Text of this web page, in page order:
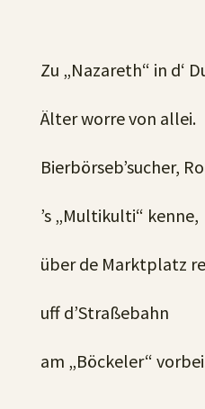
Zu „Nazareth“ in d‘
Älter worre von allei.
Bierbörseb’sucher,
’s „Multikulti“ kenne,
über de Marktplatz
uff d’Straßebahn
am „Böckeler“